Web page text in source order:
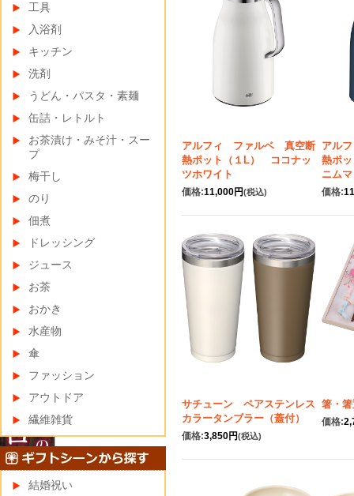
アルフィ ファルベ 真空断
熱ポット（１L） ココナッ
ツホワイト
価格:11,000円(税込)
アル
熱ポ
ニム
価格:
サチューン ペアステンレス
カラータンブラー（蓋付）
価格:3,850円(税込)
箸・
価格:
工具
入浴剤
キッチン
洗剤
うどん・パスタ・素麺
缶詰・レトルト
お茶漬け・みそ汁・スー
プ
梅干し
のり
佃煮
ドレッシング
ジュース
お茶
おかき
水産物
傘
ファッション
アウトドア
繊維雑貨
結婚祝い